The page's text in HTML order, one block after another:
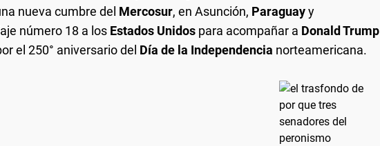
nueva cumbre del Mercosur, en Asunción, Paraguayy
número 18 a los Estados Unidos para acompañar a Donald Trump
el 250° aniversario del Día de la Independencia norteamericana.